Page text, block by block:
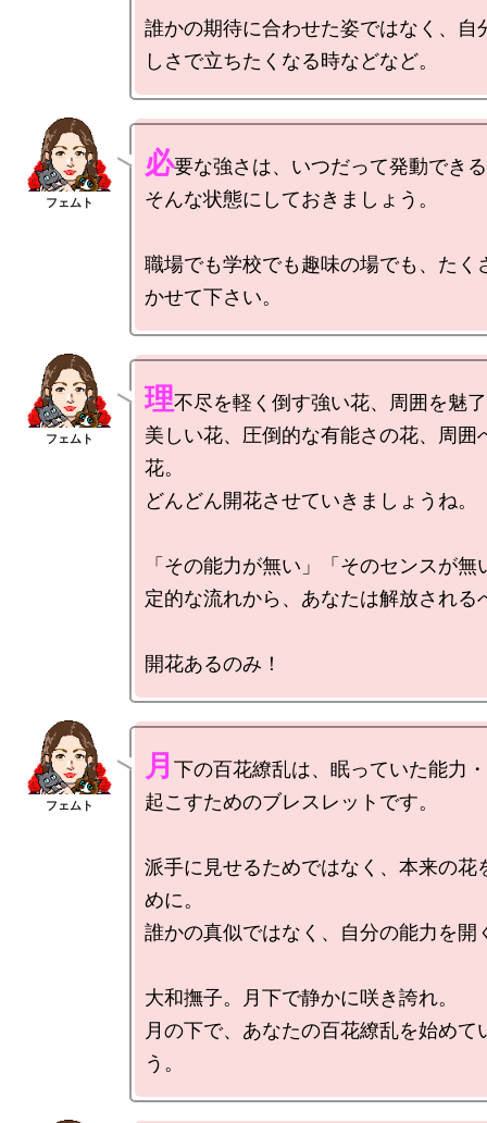
誰かの期待に合わせた姿ではなく、自
必要な強さは、いつだって発動でき
そんな状態にしておきましょう。
職場でも学校でも趣味の場でも、たく
理不尽を軽く倒す強い花、周囲を魅
美しい花、圧倒的な有能さの花、周囲
花。
どんどん開花させていきましょうね。
「その能力が無い」「そのセンスが無
定的な流れから、あなたは解放される
月 下の百花繚乱は、眠っていた能力
起こすためのブレスレットです。
派手に見せるためではなく、本来の花
めに。
誰かの真似ではなく、自分の能力を開
大和撫子。月下で静かに咲き誇れ。
月の下で、あなたの百花繚乱を始めて